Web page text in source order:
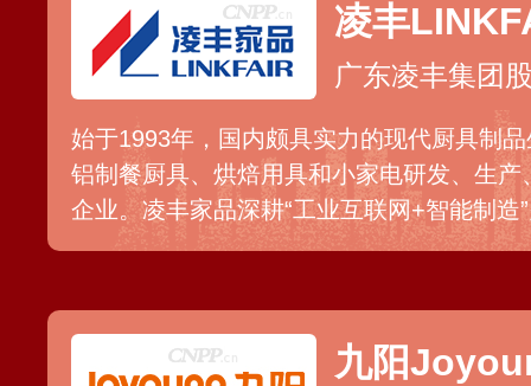
凌丰
广东凌丰集团
始于1993年，国内颇具实力的现代厨具制
铝制餐厨具、烘焙用具和小家电研发、生
企业。凌丰家品深耕“工业互联网+智能制造
业化生产厂及配套工厂，并建成多条智能
九阳